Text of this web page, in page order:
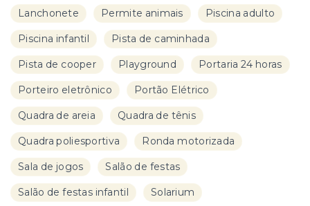
Lanchonete Permite animais Piscina adulto
Piscina infantil Pista de caminhada
Pista de cooper Playground Portaria 24 horas
Porteiro eletrônico Portão Elétrico
Quadra de areia Quadra de tênis
Quadra poliesportiva Ronda motorizada
Sala de jogos Salão de festas
Salão de festas infantil Solarium